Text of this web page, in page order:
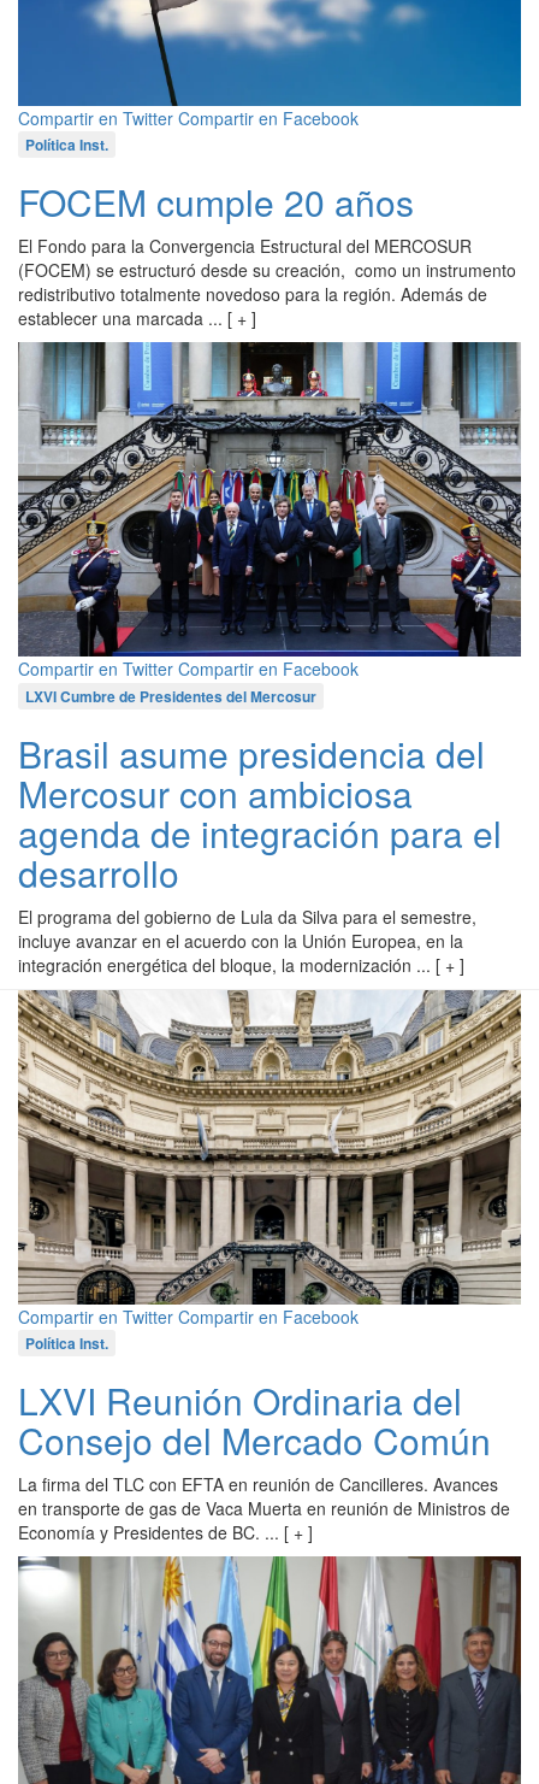
Compartir en Twitter Compartir en Facebook
Política Inst.
FOCEM cumple 20 años
El Fondo para la Convergencia Estructural del MERCOSUR
(FOCEM) se estructuró desde su creación, como un instrumento
redistributivo totalmente novedoso para la región. Además de
establecer una marcada ... [ + ]
Compartir en Twitter Compartir en Facebook
LXVI Cumbre de Presidentes del Mercosur
Brasil asume presidencia del
Mercosur con ambiciosa
agenda de integración para el
desarrollo
El programa del gobierno de Lula da Silva para el semestre,
incluye avanzar en el acuerdo con la Unión Europea, en la
integración energética del bloque, la modernización ... [ + ]
Compartir en Twitter Compartir en Facebook
Política Inst.
LXVI Reunión Ordinaria del
Consejo del Mercado Común
La firma del TLC con EFTA en reunión de Cancilleres. Avances
en transporte de gas de Vaca Muerta en reunión de Ministros de
Economía y Presidentes de BC. ... [ + ]